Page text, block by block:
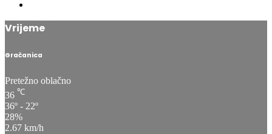
Vrijeme
Gračanica
Pretežno oblačno
36 ℃
36º - 22º
28%
2.67 km/h